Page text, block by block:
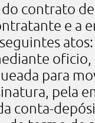
do contrato
e a
para
pela
conta-